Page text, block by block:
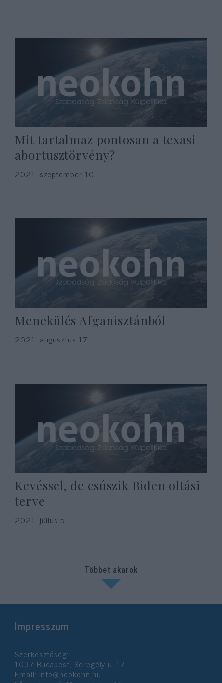
Mit tartalmaz pontosan a texasi
abortusztörvény?
2021. szeptember 10.
Menekülés Afganisztánból
2021. augusztus 17.
Kevéssel, de csúszik Biden oltási
terve
2021. július 5.
Többet akarok
Impresszum
Szerkesztőség:
1037 Budapest, Seregély u. 17.
Email: info@neokohn.hu